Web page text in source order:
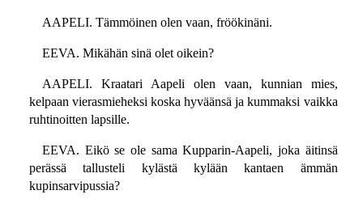
AAPELI. Tämmöinen olen vaan, fröökinäni.
EEVA. Mikähän sinä olet oikein?
AAPELI. Kraatari Aapeli olen vaan, kunnian mies,
kelpaan vierasmieheksi koska hyväänsä ja kummaksi vaikka
ruhtinoitten lapsille.
EEVA. Eikö se ole sama Kupparin-Aapeli, joka äitinsä
perässä tallusteli kylästä kylään kantaen ämmän
kupinsarvipussia?